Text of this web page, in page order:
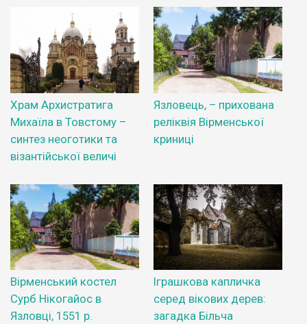
Храм Архистратига
Михаїла в Товстому –
синтез неоготики та
візантійської величі
Язловець, – прихована
реліквія Вірменської
криниці
Вірменський костел
Сурб Нікогайос в
Язловці, 1551 р.
Іграшкова капличка
серед вікових дерев:
загадка Більча